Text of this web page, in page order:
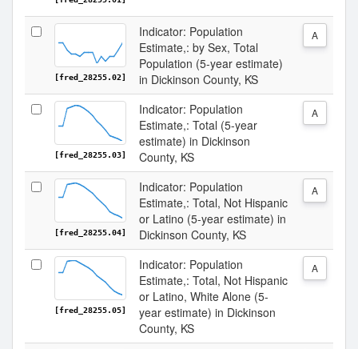
[fred_28255.02]
Indicator: Population
Estimate,: by Sex, Total
Population (5-year estimate)
in Dickinson County, KS
A
[fred_28255.03]
Indicator: Population
Estimate,: Total (5-year
estimate) in Dickinson
County, KS
A
[fred_28255.04]
Indicator: Population
Estimate,: Total, Not Hispanic
or Latino (5-year estimate) in
Dickinson County, KS
A
[fred_28255.05]
Indicator: Population
Estimate,: Total, Not Hispanic
or Latino, White Alone (5-
year estimate) in Dickinson
County, KS
A